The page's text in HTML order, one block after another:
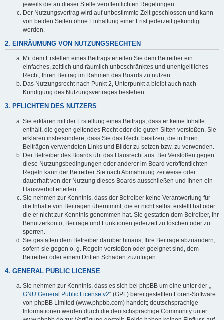
jeweils die an dieser Stelle veröffentlichten Regelungen.
Der Nutzungsvertrag wird auf unbestimmte Zeit geschlossen und kann
von beiden Seiten ohne Einhaltung einer Frist jederzeit gekündigt
werden.
2. EINRÄUMUNG VON NUTZUNGSRECHTEN
Mit dem Erstellen eines Beitrags erteilen Sie dem Betreiber ein
einfaches, zeitlich und räumlich unbeschränktes und unentgeltliches
Recht, Ihren Beitrag im Rahmen des Boards zu nutzen.
Das Nutzungsrecht nach Punkt 2, Unterpunkt a bleibt auch nach
Kündigung des Nutzungsvertrages bestehen.
3. PFLICHTEN DES NUTZERS
Sie erklären mit der Erstellung eines Beitrags, dass er keine Inhalte
enthält, die gegen geltendes Recht oder die guten Sitten verstoßen. Sie
erklären insbesondere, dass Sie das Recht besitzen, die in Ihren
Beiträgen verwendeten Links und Bilder zu setzen bzw. zu verwenden.
Der Betreiber des Boards übt das Hausrecht aus. Bei Verstößen gegen
diese Nutzungsbedingungen oder anderer im Board veröffentlichten
Regeln kann der Betreiber Sie nach Abmahnung zeitweise oder
dauerhaft von der Nutzung dieses Boards ausschließen und Ihnen ein
Hausverbot erteilen.
Sie nehmen zur Kenntnis, dass der Betreiber keine Verantwortung für
die Inhalte von Beiträgen übernimmt, die er nicht selbst erstellt hat oder
die er nicht zur Kenntnis genommen hat. Sie gestatten dem Betreiber, Ihr
Benutzerkonto, Beiträge und Funktionen jederzeit zu löschen oder zu
sperren.
Sie gestatten dem Betreiber darüber hinaus, Ihre Beiträge abzuändern,
sofern sie gegen o. g. Regeln verstoßen oder geeignet sind, dem
Betreiber oder einem Dritten Schaden zuzufügen.
4. GENERAL PUBLIC LICENSE
Sie nehmen zur Kenntnis, dass es sich bei phpBB um eine unter der „
GNU General Public License v2“ (GPL) bereitgestellten Foren-Software
von phpBB Limited (www.phpbb.com) handelt; deutschsprachige
Informationen werden durch die deutschsprachige Community unter